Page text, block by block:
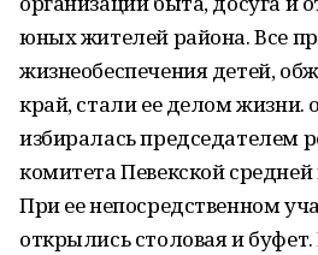
юных жителей района. Все
жизнеобеспечения детей,
край, стали ее делом жизни.
избиралась председателем
комитета Певекской
При ее непосредственном
открылись столовая и